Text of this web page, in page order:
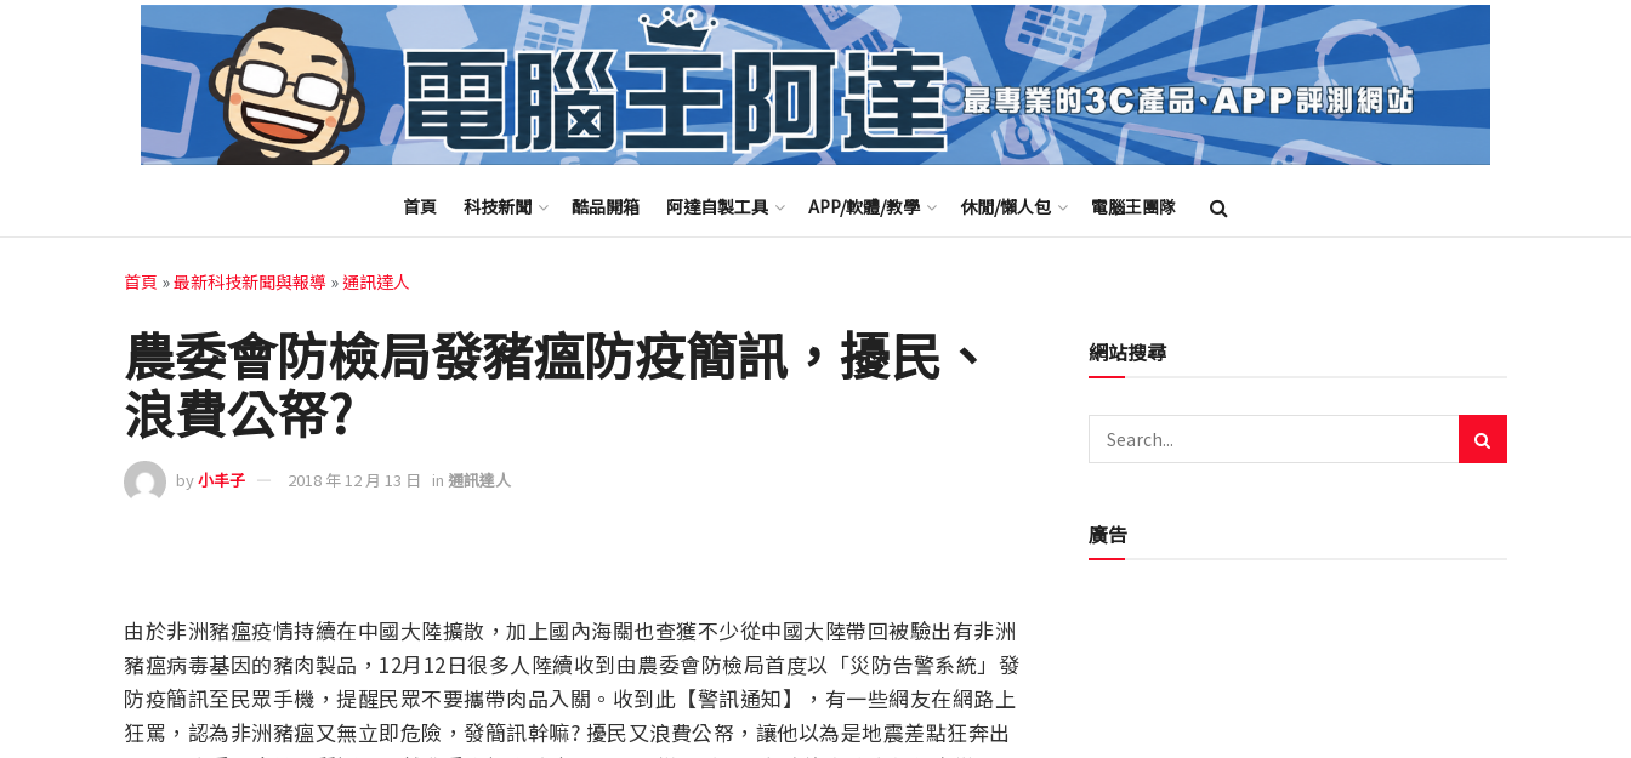
首頁 科技新聞 酷品開箱 阿達自製工具 APP/軟體/教學 休閒/懶人包 電腦王團隊
首頁 »最新科技新聞與報導 »通訊達人
農委會防檢局發豬瘟防疫簡訊，擾民、
浪費公帑?
by小丰子 2018 年 12 月 13 日 in 通訊達人
由於非洲豬瘟疫情持續在中國大陸擴散，加上國內海關也查獲不少從中國大陸帶回被驗出有非洲
豬瘟病毒基因的豬肉製品，12月12日很多人陸續收到由農委會防檢局首度以「災防告警系統」發
防疫簡訊至民眾手機，提醒民眾不要攜帶肉品入關。收到此【警訊通知】，有一些網友在網路上
狂罵，認為非洲豬瘟又無立即危險，發簡訊幹嘛? 擾民又浪費公帑，讓他以為是地震差點狂奔出
網站搜尋
廣告